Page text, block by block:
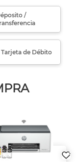
/
Tarjeta de Débito